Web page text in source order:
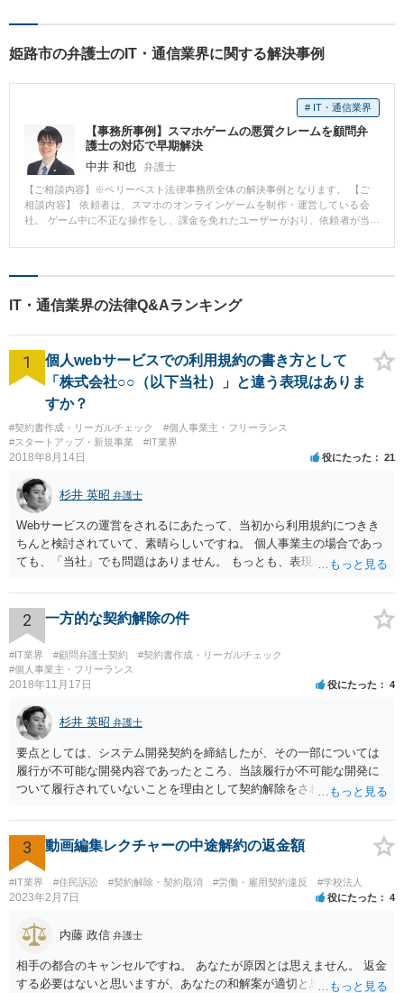
姫路市の弁護士のIT・通信業界に関する解決事例
# IT・通信業界
【事務所事例】スマホゲームの悪質クレームを顧問弁
護士の対応で早期解決
中井 和也 弁護士
【ご相談内容】※ベリーベスト法律事務所全体の解決事例となります。 【ご
相談内容】 依頼者は、スマホのオンラインゲームを制作・運営している会
社。 ゲーム中に不正な操作をし、課金を免れたユーザーがおり、依頼者が当
ころ、当該ユーザーがクレーマーと化した。 具体的には、ゲームの掲示板
付したりした。 【ベリーベストの対応とその結果】 上記の当該ユーザーの行
為に対し、 ・不正操作により課金を免れることは、電子計算機使用詐欺に該
がった。 【解決のポイント】 クレーマー対応については、弁護士名での対応
で収まるケースも多くあります。クレーマーを事前に防ぐ意味で、顧問弁護
士と契約しているということをホームページで表示することも有益と考えら
れます。
IT・通信業界の法律Q&Aランキング
1
個人webサービスでの利用規約の書き方として
「株式会社○○（以下当社）」と違う表現はありま
すか？
#契約書作成・リーガルチェック
#個人事業主・フリーランス
#スタートアップ・新規事業
#IT業界
2018年8月14日 役にたった 21
杉井 英昭 弁護士
Webサービスの運営をされるにあたって、当初から利用規約につきき
ちんと検討されていて、素晴らしいですね。 個人事業主の場合であっ
ても、「当社」でも問題はありません。 もっとも、表現に違和感があ
さんが「ABCウェブサービス」の屋号で事業を運営する際には、「当
社」の代わりに「ABCウェブサービス」とか「ABCWS」を使う等で
す。
2 一方的な契約解除の件
#IT業界 #顧問弁護士契約
#契約書作成・リーガルチェック
#個人事業主・フリーランス
2018年11月17日 役にたった 4
杉井 英昭 弁護士
要点としては、システム開発契約を締結したが、その一部については
履行が不可能な開発内容であったところ、当該履行が不可能な開発に
ついて履行されていないことを理由として契約解除をされた。そこ
いうご質問であると理解しました。 まず、「物理的にできない開発で
一方的に契約不履行のように伝えられ」とのことですが、「物理的に
できない」と真に言えるのかどうか、なぜ「物理的にできない開発」
を請け負うことになったのかが問題です。 もし、「物理的にできな
い」という意味が、単に「契約に記載された納期では間に合わない」
ですから、契約解除は有効です。 「物理的にできない」が、そもそも
う契約等）であれば、契約自体が無効になる可能性があります。 いず
れの場合であっても、結局は、上記の「物理的にできない」部分を除
3 動画編集レクチャーの中途解約の返金額
#IT業界 #住民訴訟 #契約解除・契約取消 #労働・雇用契約違反 #学校法人
2023年2月7日 役にたった 4
内藤 政信 弁護士
相手の都合のキャンセルですね。 あなたが原因とは思えません。 返金
する必要はないと思いますが、あなたの和解案が適切と思います。